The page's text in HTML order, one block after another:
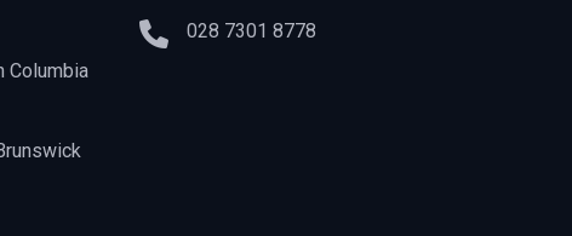
Columbia
028 7301 8778